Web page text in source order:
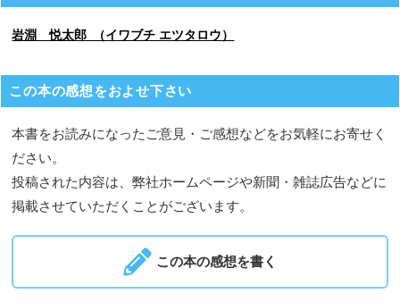
岩淵 悦太郎 （イワブチ エツタロウ）
この本の感想をおよせ下さい
本書をお読みになったご意見・ご感想などをお気軽にお寄せく
ださい。
投稿された内容は、弊社ホームページや新聞・雑誌広告などに
掲載させていただくことがございます。
この本の感想を書く